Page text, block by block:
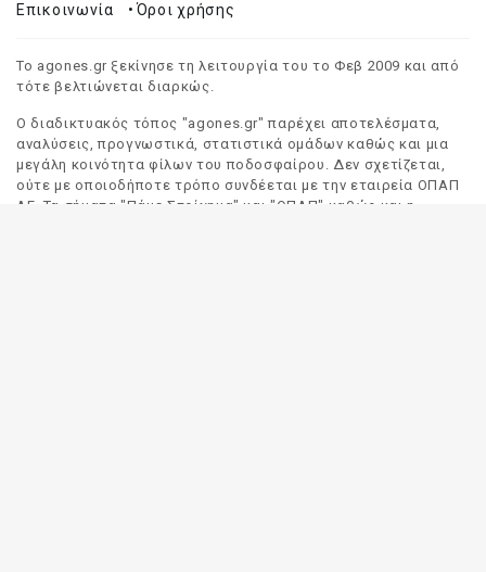
Επικοινωνία •Όροι χρήσης
Το agones.gr ξεκίνησε τη λειτουργία του το Φεβ 2009 και από
τότε βελτιώνεται διαρκώς.
Ο διαδικτυακός τόπος "agones.gr" παρέχει αποτελέσματα,
αναλύσεις, προγνωστικά, στατιστικά ομάδων καθώς και μια
μεγάλη κοινότητα φίλων του ποδοσφαίρου. Δεν σχετίζεται,
ούτε με οποιοδήποτε τρόπο συνδέεται με την εταιρεία ΟΠΑΠ
ΑΕ. Τα σήματα "Πάμε Στοίχημα" και "ΟΠΑΠ" καθώς και η